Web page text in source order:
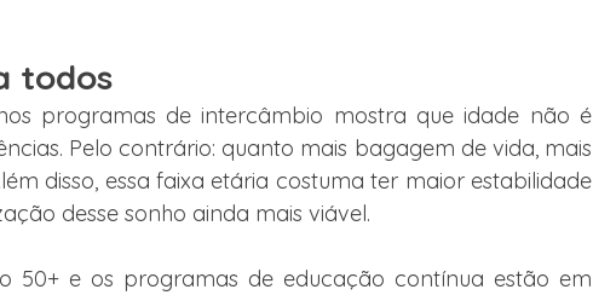
todos
programas de intercâmbio mostra que idade não é
Pelo contrário: quanto mais bagagem de vida, mais
disso, essa faixa etária costuma ter maior estabilidade
desse sonho ainda mais viável.
50+ e os programas de educação contínua estão em